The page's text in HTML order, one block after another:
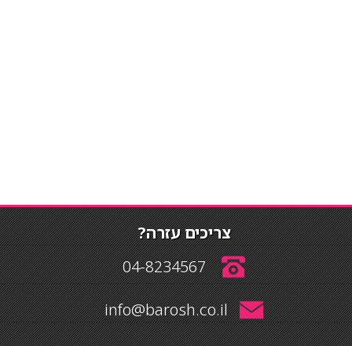
צריכים עזרה?
04-8234567
info@barosh.co.il